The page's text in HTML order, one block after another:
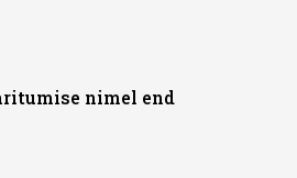
nimel end